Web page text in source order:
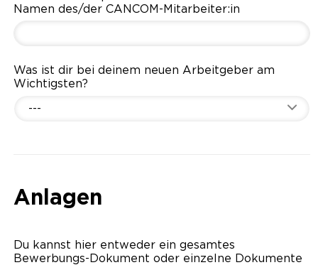
Namen des/der CANCOM-Mitarbeiter:in
Was ist dir bei deinem neuen Arbeitgeber am
Wichtigsten?
---
Anlagen
Du kannst hier entweder ein gesamtes
Bewerbungs-Dokument oder einzelne Dokumente